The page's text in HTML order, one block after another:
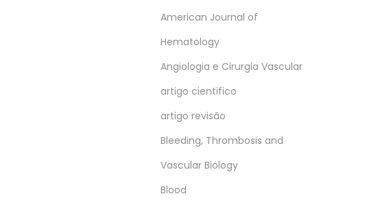
American Journal of
Hematology
Angiologia e Cirurgia Vascular
artigo cientifico
artigo revisão
Bleeding, Thrombosis and
Vascular Biology
Blood